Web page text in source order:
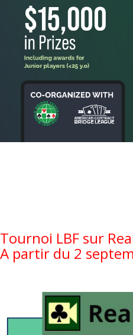
Tournoi LBF sur
A partir du 2